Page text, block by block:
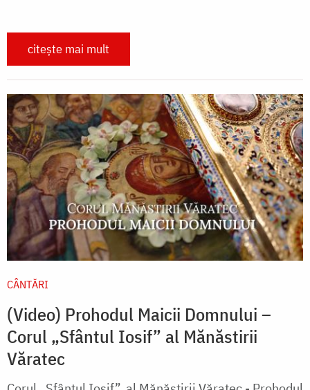
citește mai mult
CÂNTĂRI
(Video) Prohodul Maicii Domnului –
Corul „Sfântul Iosif” al Mănăstirii
Văratec